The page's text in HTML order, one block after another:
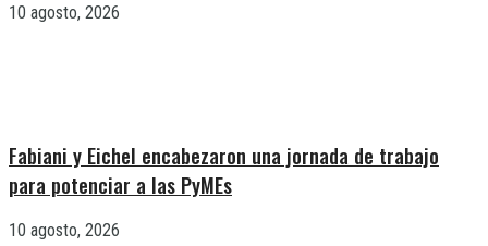
10 agosto, 2026
Fabiani y Eichel encabezaron una jornada de trabajo
para potenciar a las PyMEs
10 agosto, 2026